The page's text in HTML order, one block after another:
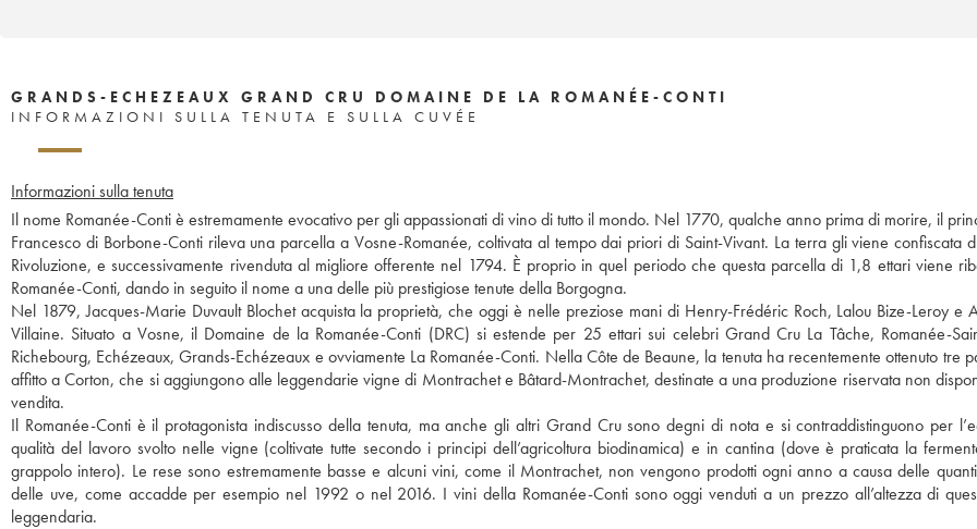
1991
1990 1989 1988
1987
1986
1985 1984 1983
1982
1976
1975
1971
1969
1966
1965
1964 1963 1962
1961
1959
1958 1957 1956
1955
1953
1952 1948 1947
1943
1942
1940 1937 1929
GRANDS-ECHEZEAUX GRAND CRU DOMAINE DE LA ROMANÉE-CONTI
INFORMAZIONI SULLA TENUTA E SULLA CUVÉE
Informazioni sulla tenuta
Il nome Romanée-Conti è estremamente evocativo per gli appassionati di vino di tutto il mondo. Nel 1770, qualche anno prima di morire, il
Francesco di Borbone-Conti rileva una parcella a Vosne-Romanée, coltivata al tempo dai priori di Saint-Vivant. La terra gli viene confiscata
Rivoluzione, e successivamente rivenduta al migliore offerente nel 1794. È proprio in quel periodo che questa parcella di 1,8 ettari viene
Romanée-Conti, dando in seguito il nome a una delle più prestigiose tenute della Borgogna.
Nel 1879, Jacques-Marie Duvault Blochet acquista la proprietà, che oggi è nelle preziose mani di Henry-Frédéric Roch, Lalou Bize-Leroy e
Villaine. Situato a Vosne, il Domaine de la Romanée-Conti (DRC) si estende per 25 ettari sui celebri Grand Cru La Tâche, Romanée-
Richebourg, Echézeaux, Grands-Echézeaux e ovviamente La Romanée-Conti. Nella Côte de Beaune, la tenuta ha recentemente ottenuto tre
affitto a Corton, che si aggiungono alle leggendarie vigne di Montrachet e Bâtard-Montrachet, destinate a una produzione riservata non
vendita.
Il Romanée-Conti è il protagonista indiscusso della tenuta, ma anche gli altri Grand Cru sono degni di nota e si contraddistinguono per
qualità del lavoro svolto nelle vigne (coltivate tutte secondo i principi dell’agricoltura biodinamica) e in cantina (dove è praticata la
grappolo intero). Le rese sono estremamente basse e alcuni vini, come il Montrachet, non vengono prodotti ogni anno a causa delle
delle uve, come accadde per esempio nel 1992 o nel 2016. I vini della Romanée-Conti sono oggi venduti a un prezzo all’altezza di
leggendaria.